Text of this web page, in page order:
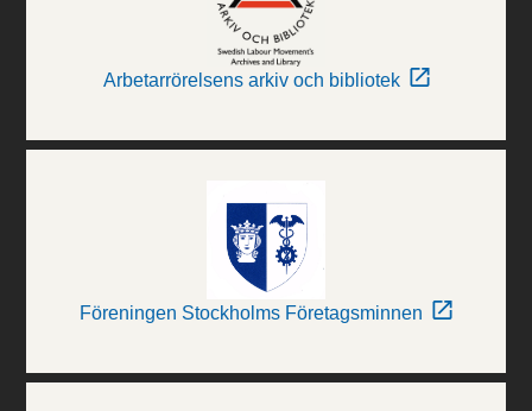
Arbetarrörelsens arkiv och bibliotek
Föreningen Stockholms Företagsminnen